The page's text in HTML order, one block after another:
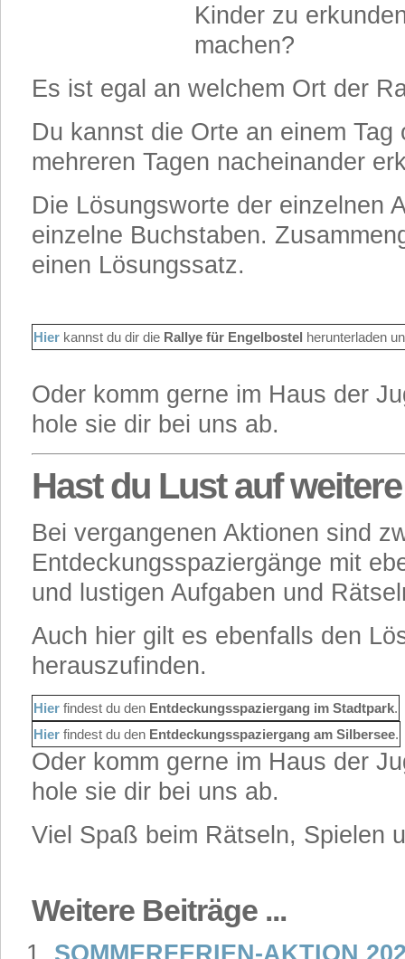
Kinder zu
machen?
Es ist egal an welchem Ort der
Du kannst die Orte an einem Tag
mehreren Tagen nacheinander
Die Lösungsworte der einzelnen
einzelne Buchstaben.
einen Lösungssatz.
Hier kannst du dir die Rallye für Engelbostel herunterladen
Oder komm gerne im Haus der
hole sie dir bei uns ab.
Hast du Lust auf
Bei vergangenen Aktionen sind
Entdeckungsspaziergänge mit
und lustigen Aufgaben und
Auch hier gilt es ebenfalls den
herauszufinden.
Hier findest du den Entdeckungsspaziergang im Stadtpark.
Hier findest du den Entdeckungsspaziergang am Silbersee.
Oder komm gerne im Haus der
hole sie dir bei uns ab.
Viel Spaß beim Rätseln, Spielen
Weitere Beiträge ...
SOMMERFERIEN-AKTION